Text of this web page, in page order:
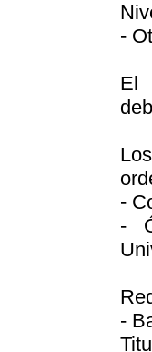
-
El
-
-
-